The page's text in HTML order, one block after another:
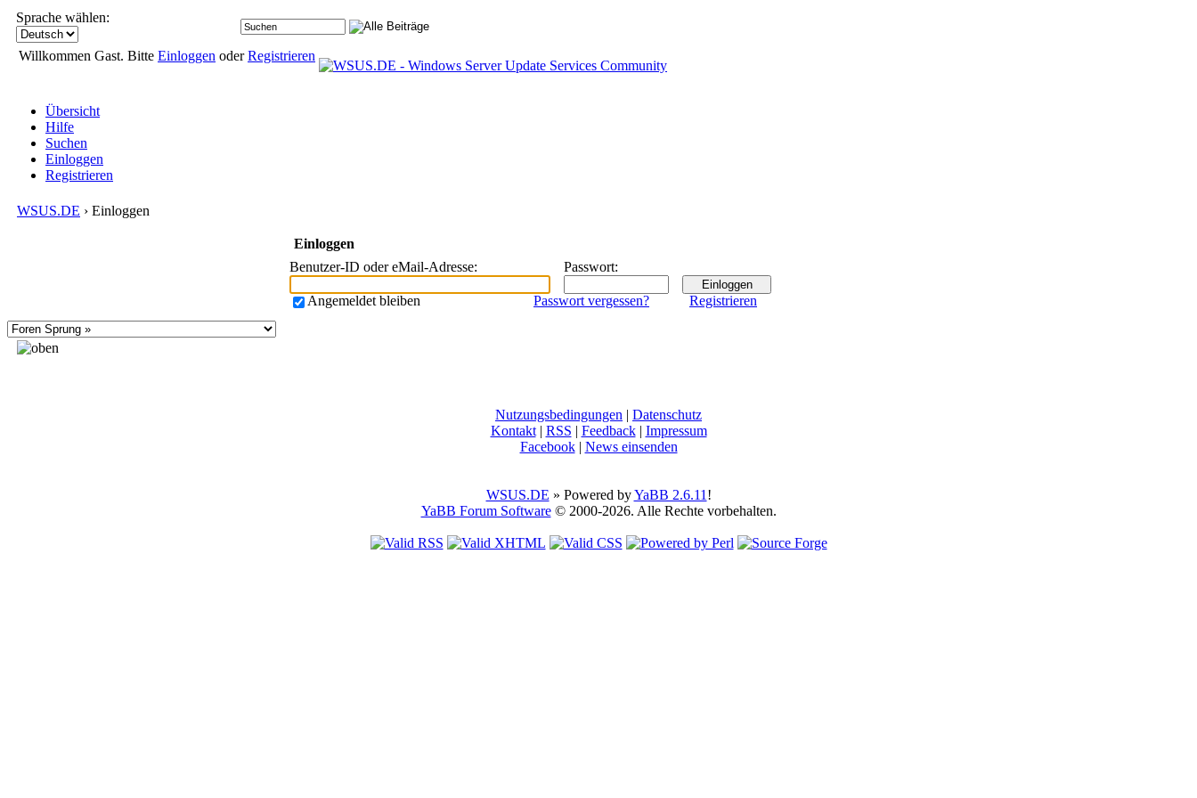
Sprache wählen:
Willkommen Gast. Bitte Einloggen oderRegistrieren
Übersicht
Hilfe
Suchen
Einloggen
Registrieren
WSUS.DE › Einloggen
Einloggen
Benutzer-ID oder eMail-Adresse: Passwort:
Angemeldet bleiben Registrieren
Passwort vergessen?
Nutzungsbedingungen | Datenschutz
Kontakt| RSS | Feedback| Impressum
Facebook| News einsenden
WSUS.DE » Powered byYaBB 2.6.11 !
YaBB Forum Software© 2000-2026. Alle Rechte vorbehalten.